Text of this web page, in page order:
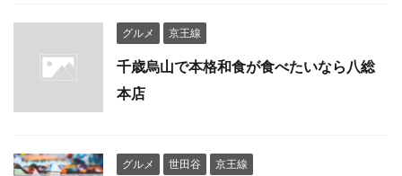
グルメ 京王線
千歳烏山で本格和食が食べたいなら八総
本店
グルメ 世田谷 京王線